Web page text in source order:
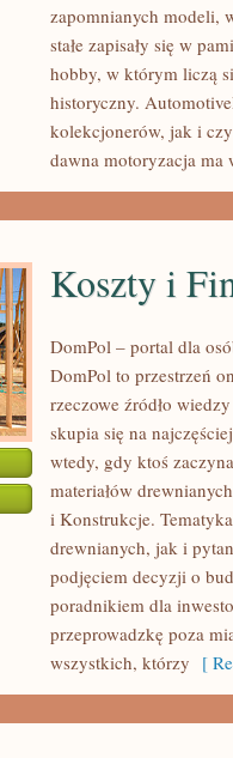
zapomnianych modeli,
stałe zapisały się w
hobby, w którym liczą
historyczny.
kolekcjonerów, jak i
dawna motoryzacja ma
Koszty i
DomPol – portal dla
DomPol to przestrzeń
rzeczowe źródło
skupia się na
wtedy, gdy ktoś
materiałów
i Konstrukcje.
drewnianych, jak i
podjęciem decyzji o
poradnikiem dla
przeprowadzkę poza
wszystkich, którzy [